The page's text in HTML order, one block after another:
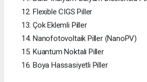
Flexible CIGS Piller
Çok Eklemli Piller
Nanofotovoltaik Piller (NanoPV)
Kuantum Noktalı Piller
Boya Hassasiyetli Piller